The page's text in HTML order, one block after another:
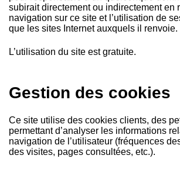
subirait directement ou indirectement en
navigation sur ce site et l’utilisation de
que les sites Internet auxquels il renvoie.
L’utilisation du site est gratuite.
Gestion des cookies
Ce site utilise des cookies clients, des
permettant d’analyser les informations
navigation de l’utilisateur (fréquences
des visites, pages consultées, etc.).